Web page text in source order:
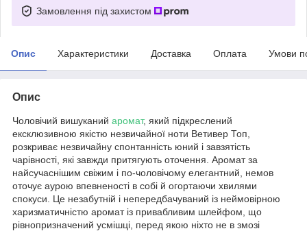
Замовлення під захистом
Опис Характеристики Доставка Оплата Умови
Опис
Чоловічий вишуканий аромат, який підкреслений
ексклюзивною якістю незвичайної ноти Ветивер Топ,
розкриває незвичайну спонтанність юний і завзятість
чарівності, які завжди притягують оточення. Аромат за
найсучаснішим свіжим і по-чоловічому елегантний, немов
оточує аурою впевненості в собі й огортаючи хвилями
спокуси. Це незабутній і непередбачуваний із неймовірною
харизматичністю аромат із привабливим шлейфом, що
рівнопризначений усмішці, перед якою ніхто не в змозі